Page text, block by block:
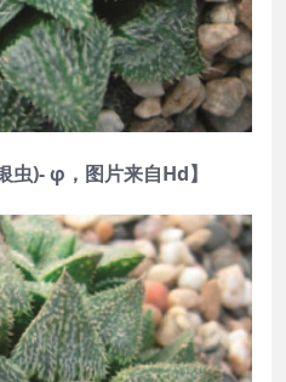
虫)- φ，图片来自Hd】